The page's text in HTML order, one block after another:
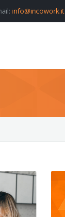
info@incowork.it